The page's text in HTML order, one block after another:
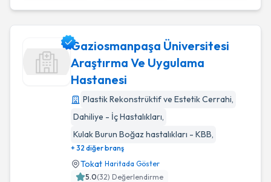
Gaziosmanpaşa Üniversitesi
Araştırma Ve Uygulama
Hastanesi
Plastik Rekonstrüktif ve Estetik Cerrahi,
Dahiliye - İç Hastalıkları,
Kulak Burun Boğaz hastalıkları - KBB,
+ 32 diğer branş
Tokat Haritada Göster
5.0(32) Değerlendirme